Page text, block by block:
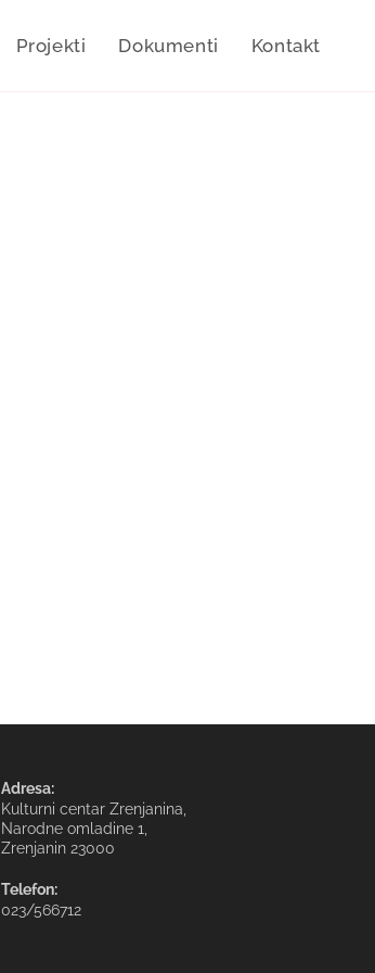
Projekti Dokumenti Kontakt
Adresa:
Kulturni centar Zrenjanina,
Narodne omladine 1,
Zrenjanin 23000
Telefon:
023/566712